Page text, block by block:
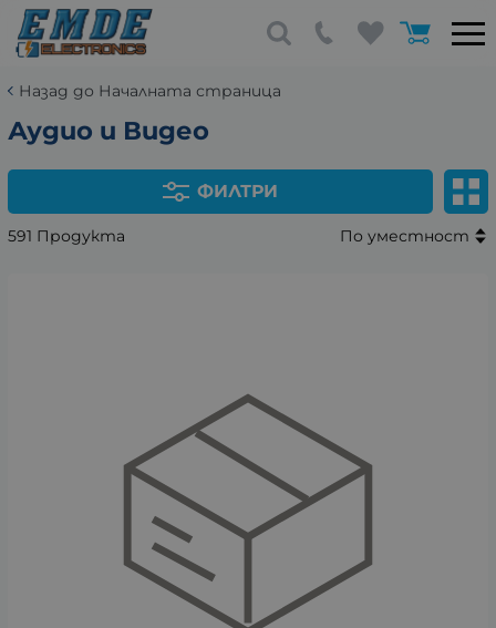
Назад до Началната страница
Аудио и Видео
ФИЛТРИ
591 Продукта По уместност